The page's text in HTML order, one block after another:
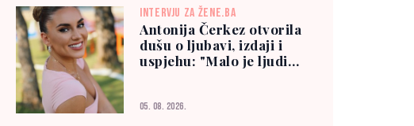
INTERVJU ZA ŽENE.BA
Antonija Čerkez otvorila
dušu o ljubavi, izdaji i
uspjehu: "Malo je ljudi
05. 08. 2026.